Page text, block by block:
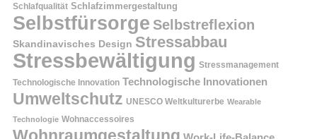
Schlafqualität Schlafzimmergestaltung
Selbstfürsorge Selbstreflexion
Skandinavisches Design Stressabbau
Stressbewältigung Stressmanagement
Technologische Innovation Technologische Innovationen
Umweltschutz UNESCO Weltkulturerbe Wearable
Technologie Wohnaccessoires